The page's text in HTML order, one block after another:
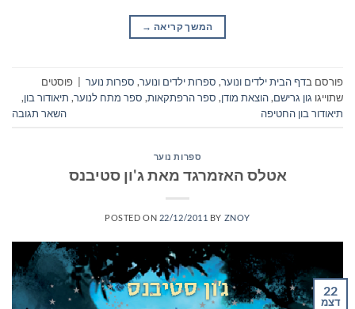
המשך קריאה →
פורסם בדף הבית ילדים ונוער, ספרות ילדים ונוער, ספרות נוער
פוסטים
שתוייגו גון גרישם,הוצאת מודן, ספר הרפתקאות, ספר מתח לנוער, תיאודור בון,
תיאודור בון החטיפה
השאר תגובה
ספרות נוער
אטלס האזמרגד מאת ג'ון סטיבנס
POSTED ON 22/12/2011 BY ZNOY
22
דצמ